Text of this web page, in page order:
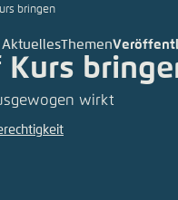
AktuellesThemen
bringen
Kurs
wirkt
Login
Melden
Agora
Diese